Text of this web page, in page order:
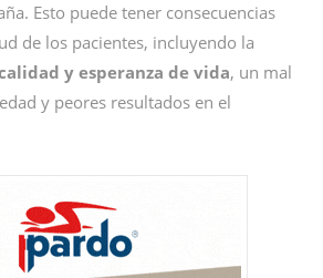
Esto puede tener consecuencias
de los pacientes, incluyendo la
y esperanza de vida, un mal
y peores resultados en el